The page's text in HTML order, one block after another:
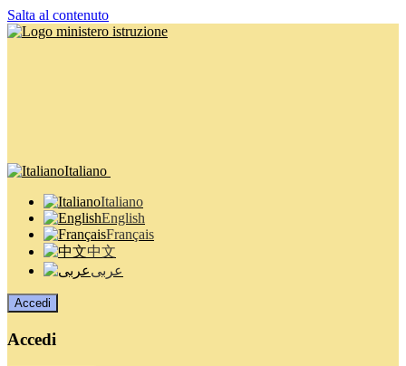
Salta al contenuto
Italiano
Italiano
English
Français
中文
عربى
Accedi
Accedi